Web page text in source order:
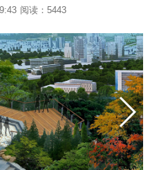
阅读：5443